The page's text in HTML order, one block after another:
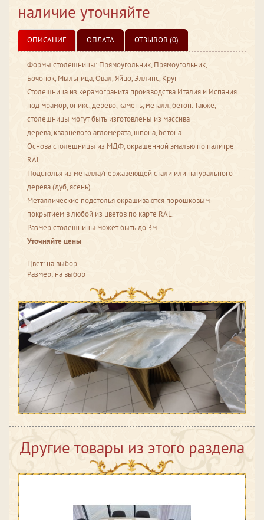
наличие уточняйте
ОПИСАНИЕ ОПЛАТА ОТЗЫВОВ (0)
Формы столешницы: Прямоугольник, Прямоугольник,
Бочонок, Мыльница, Овал, Яйцо, Эллипс, Круг
Столешница из керамогранита производства Италия и Испания
под мрамор, оникс, дерево, камень, металл, бетон. Также,
столешницы могут быть изготовлены из массива
дерева, кварцевого агломерата, шпона, бетона.
Основа столешницы из МДФ, окрашенной эмалью по палитре
RAL.
Подстолья из металла/нержавеющей стали или натурального
дерева (дуб, ясень).
Металлические подстолья окрашиваются порошковым
покрытием в любой из цветов по карте RAL.
Размер столешницы может быть до 3м
Уточняйте цены
Цвет: на выбор
Размер: на выбор
Другие товары из этого раздела